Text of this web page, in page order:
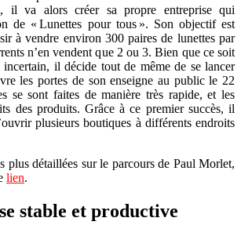
il va alors créer sa propre entreprise qui
de « Lunettes pour tous ». Son objectif est
à vendre environ 300 paires de lunettes par
n’en vendent que 2 ou 3. Bien que ce soit
il décide tout de même de se lancer
les portes de son enseigne au public le 22
se sont faites de manière très rapide, et les
des produits. Grâce à ce premier succès, il
plusieurs boutiques à différents endroits
plus détaillées sur le parcours de Paul Morlet,
lien.
stable et productive